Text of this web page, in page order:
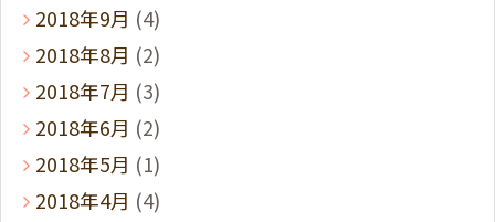
2018年9月 (4)
2018年8月 (2)
2018年7月 (3)
2018年6月 (2)
2018年5月 (1)
2018年4月 (4)